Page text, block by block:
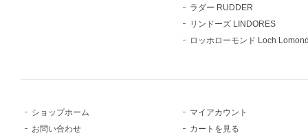
ラダー RUDDER
リンドーズ LINDORES
ロッホローモンド Loch
ショップホーム
お問い合わせ
マイアカウント
カートを見る